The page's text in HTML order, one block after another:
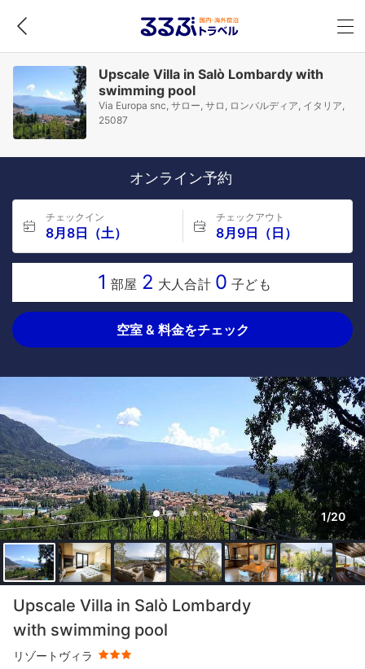
Upscale Villa in Salò Lombardy with
swimming pool
Via Europa snc, サロー, サロ, ロンバルディア, イタリア,
25087
オンライン予約
チェックイン
8月8日（土）
チェックアウト
8月9日（日）
1 部屋 2 大人合計 0 子ども
空室 & 料金をチェック
1/20
Upscale Villa in Salò Lombardy
with swimming pool
リゾートヴィラ
星評価 3つ星